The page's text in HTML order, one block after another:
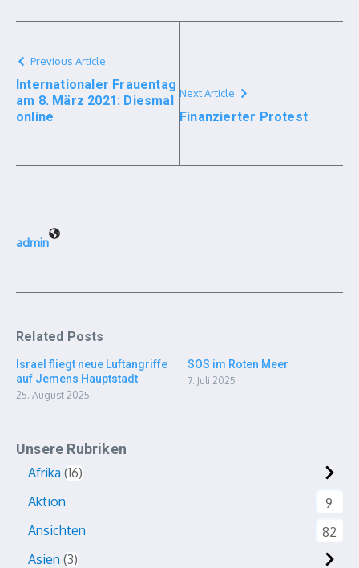
Previous Article
Internationaler Frauentag
am 8. März 2021: Diesmal
online
Next Article
Finanzierter Protest
admin
Related Posts
Israel fliegt neue Luftangriffe
auf Jemens Hauptstadt
25. August 2025
SOS im Roten Meer
7. Juli 2025
Unsere Rubriken
Afrika 16
Aktion
9
Ansichten
82
Asien 3